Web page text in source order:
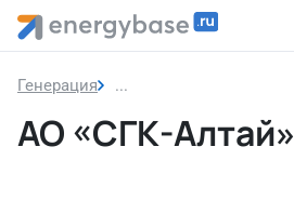
Генерация АО «СГК-Алтай»
АО «СГК-Алтай»